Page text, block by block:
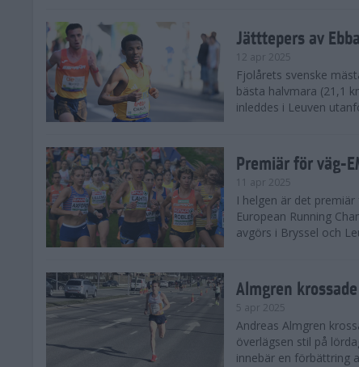
Jätttepers av
12 apr 2025
Fjolårets svenske
bästa halvmara (21,1
inleddes i Leuven
Premiär för väg-
11 apr 2025
I helgen är det
European Running
avgörs i Bryssel och
Almgren
5 apr 2025
Andreas Almgren
överlägsen stil på
innebär en förbättring